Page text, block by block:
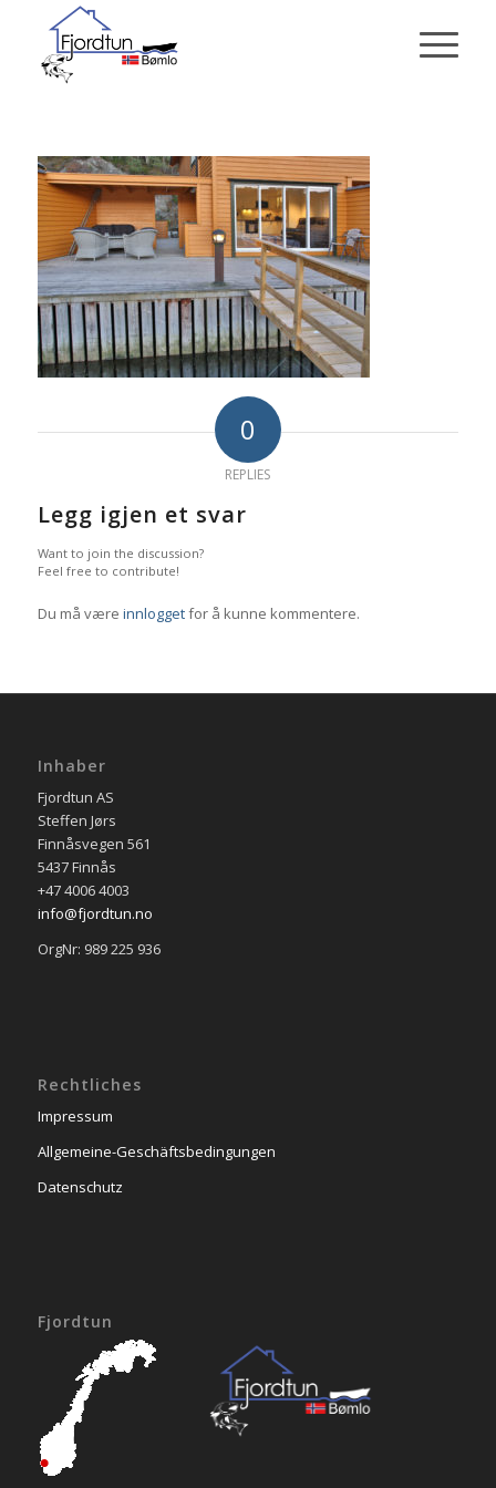
0
REPLIES
Legg igjen et svar
Want to join the discussion?
Feel free to contribute!
Du må være innloggetfor å kunne kommentere.
Inhaber
Fjordtun AS
Steffen Jørs
Finnåsvegen 561
5437 Finnås
+47 4006 4003
info@fjordtun.no
OrgNr: 989 225 936
Rechtliches
Impressum
Allgemeine-Geschäftsbedingungen
Datenschutz
Fjordtun